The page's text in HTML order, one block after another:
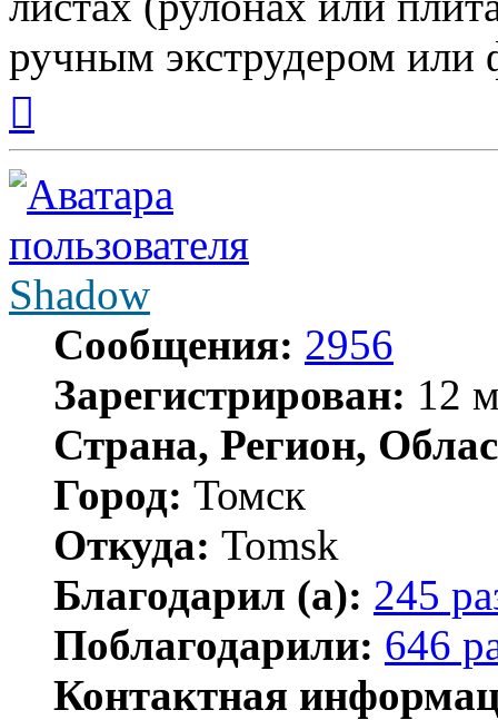
ручным экструдером или
началу
Shadow
Сообщения: 2956
Зарегистрирован: 12
Страна, Регион,
Город: Томск
Откуда: Tomsk
Благодарил (а): 245
Поблагодарили: 646
Контактная